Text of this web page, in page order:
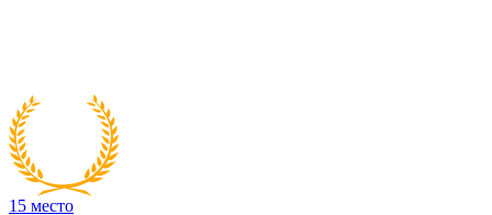
15 место